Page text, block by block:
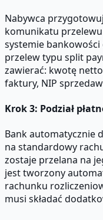
Nabywca
komunikatu
systemie
przelew typu split
zawierać: kwotę
faktury, NIP
Krok 3: Podział
Bank automatycznie
na standardowy
zostaje przelana na
jest tworzony
rachunku
musi składać